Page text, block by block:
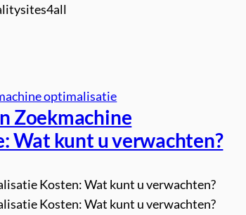
optimalisatie
Zoekmachine
Wat kunt u verwachten?
Kosten: Wat kunt u verwachten?
Kosten: Wat kunt u verwachten?